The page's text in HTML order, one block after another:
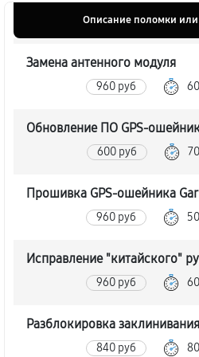
Описание поломки или
Замена антенного модуля
960 руб
Обновление ПО GPS-
600 руб
Прошивка GPS-ошейника
960 руб
Исправление "китайского"
960 руб
Разблокировка заклинивания
840 руб